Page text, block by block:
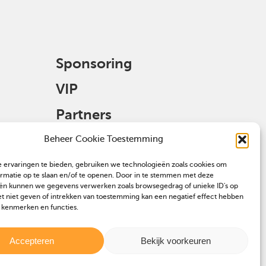
Beheer Cookie Toestemming
ervaringen te bieden, gebruiken we technologieën zoals cookies om
op te slaan en/of te openen. Door in te stemmen met deze
kunnen we gegevens verwerken zoals browsegedrag of unieke ID's op
niet geven of intrekken van toestemming kan een negatief effect hebben
kenmerken en functies.
Accepteren Bekijk voorkeuren
Sponsoring
VIP
Partners
Veulen aanmelden